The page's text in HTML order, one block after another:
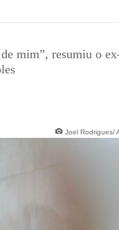
mim”, resumiu o
Joel Rodrigues/